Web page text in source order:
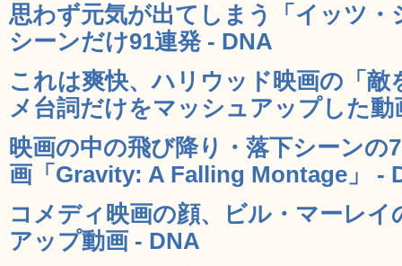
思わず元気が出てしまう「イッツ
シーンだけ91連発 - DNA
これは爽快、ハリウッド映画の「
メ台詞だけをマッシュアップした動
映画の中の飛び降り・落下シーンの
画「Gravity: A Falling Montage」 -
コメディ映画の顔、ビル・マーレ
アップ動画 - DNA